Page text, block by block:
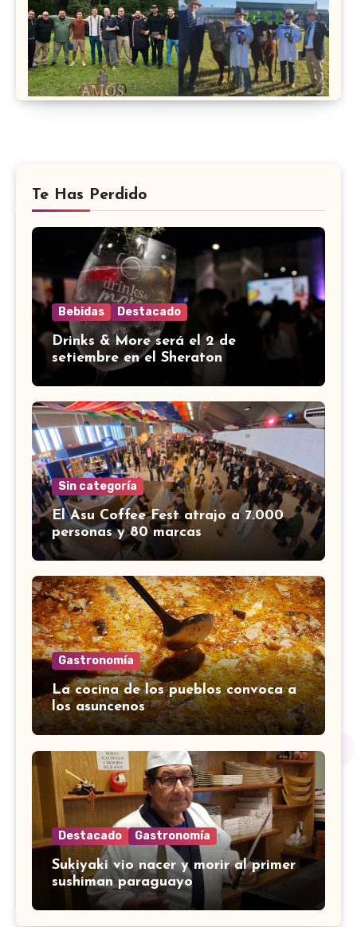
Te Has Perdido
Bebidas Destacado
Drinks & More será el 2 de
setiembre en el Sheraton
Sin categoría
El Asu Coffee Fest atrajo a 7.000
personas y 80 marcas
Gastronomía
La cocina de los pueblos convoca a
los asuncenos
Destacado Gastronomía
Sukiyaki vio nacer y morir al primer
sushiman paraguayo